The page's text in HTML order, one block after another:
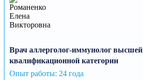
Врач аллерголог-иммунолог высшей
квалификационной категории
Опыт работы: 24 года